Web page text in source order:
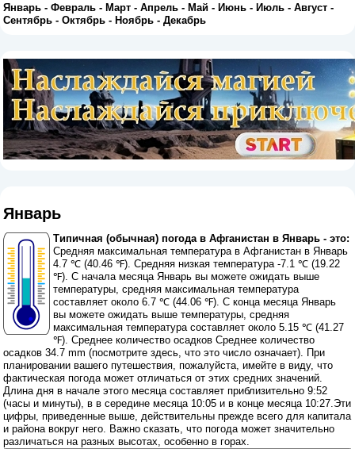
Январь -Февраль -Март -Апрель -Май -Июнь -Июль -Август -
Сентябрь -Октябрь -Ноябрь -Декабрь
Январь
Типичная (обычная) погода в Афганистан в Январь - это:
Средняя максимальная температура в Афганистан в Январь
4.7 ℃ (40.46 ℉). Средняя низкая температура -7.1 ℃ (19.22
℉). С начала месяца Январь вы можете ожидать выше
температуры, средняя максимальная температура
составляет около 6.7 ℃ (44.06 ℉). С конца месяца Январь
вы можете ожидать выше температуры, средняя
максимальная температура составляет около 5.15 ℃ (41.27
℉). Среднее количество осадков Среднее количество
осадков 34.7 mm (посмотрите здесь, что это число означает). При
планировании вашего путешествия, пожалуйста, имейте в виду, что
фактическая погода может отличаться от этих средних значений.
Длина дня в начале этого месяца составляет приблизительно 9:52
(часы и минуты), в в середине месяца 10:05 и в конце месяца 10:27.Эти
цифры, приведенные выше, действительны прежде всего для капитала
и района вокруг него. Важно сказать, что погода может значительно
различаться на разных высотах, особенно в горах.